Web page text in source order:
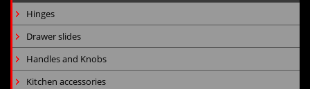
Hinges
Drawer slides
Handles and Knobs
Kitchen accessories